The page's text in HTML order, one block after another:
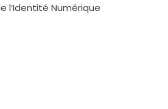
l’Identité Numérique